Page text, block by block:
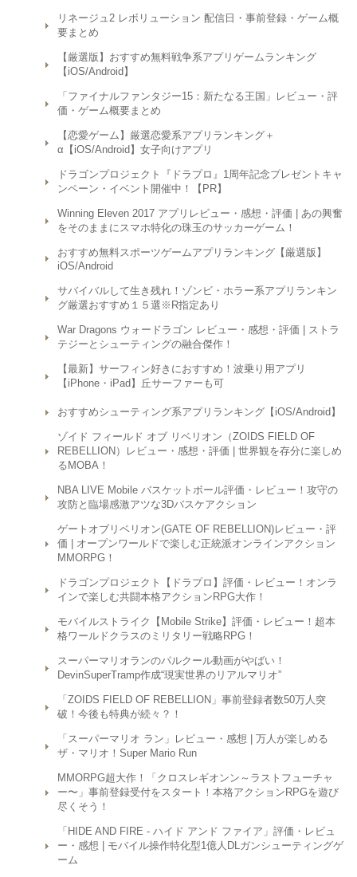
リネージュ2 レボリューション 配信日・事前登録・ゲーム概
要まとめ
【厳選版】おすすめ無料戦争系アプリゲームランキング
【iOS/Android】
「ファイナルファンタジー15：新たなる王国」レビュー・評
価・ゲーム概要まとめ
【恋愛ゲーム】厳選恋愛系アプリランキング＋
α【iOS/Android】女子向けアプリ
ドラゴンプロジェクト『ドラプロ』1周年記念プレゼントキャ
ンペーン・イベント開催中！【PR】
Winning Eleven 2017 アプリレビュー・感想・評価 | あの興奮
をそのままにスマホ特化の珠玉のサッカーゲーム！
おすすめ無料スポーツゲームアプリランキング【厳選版】
iOS/Android
サバイバルして生き残れ！ゾンビ・ホラー系アプリランキン
グ厳選おすすめ１５選※R指定あり
War Dragons ウォードラゴン レビュー・感想・評価 | ストラ
テジーとシューティングの融合傑作！
【最新】サーフィン好きにおすすめ！波乗り用アプリ
【iPhone・iPad】丘サーファーも可
おすすめシューティング系アプリランキング【iOS/Android】
ゾイド フィールド オブ リベリオン（ZOIDS FIELD OF
REBELLION）レビュー・感想・評価 | 世界観を存分に楽しめ
るMOBA！
NBA LIVE Mobile バスケットボール評価・レビュー！攻守の
攻防と臨場感激アツな3Dバスケアクション
ゲートオブリベリオン(GATE OF REBELLION)レビュー・評
価 | オープンワールドで楽しむ正統派オンラインアクション
MMORPG！
ドラゴンプロジェクト【ドラプロ】評価・レビュー！オンラ
インで楽しむ共闘本格アクションRPG大作！
モバイルストライク【Mobile Strike】評価・レビュー！超本
格ワールドクラスのミリタリー戦略RPG！
スーパーマリオランのパルクール動画がやばい！
DevinSuperTramp作成“現実世界のリアルマリオ”
「ZOIDS FIELD OF REBELLION」事前登録者数50万人突
破！今後も特典が続々？！
「スーパーマリオ ラン」レビュー・感想 | 万人が楽しめる
ザ・マリオ！Super Mario Run
MMORPG超大作！「クロスレギオンン～ラストフューチャ
ー〜」事前登録受付をスタート！本格アクションRPGを遊び
尽くそう！
「HIDE AND FIRE - ハイド アンド ファイア」評価・レビュ
ー・感想 | モバイル操作特化型1億人DLガンシューティングゲ
ーム